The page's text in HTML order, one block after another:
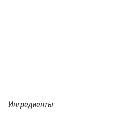
Ингредиенты: